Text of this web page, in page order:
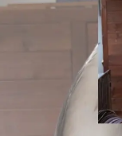
Streaming
LAC TV